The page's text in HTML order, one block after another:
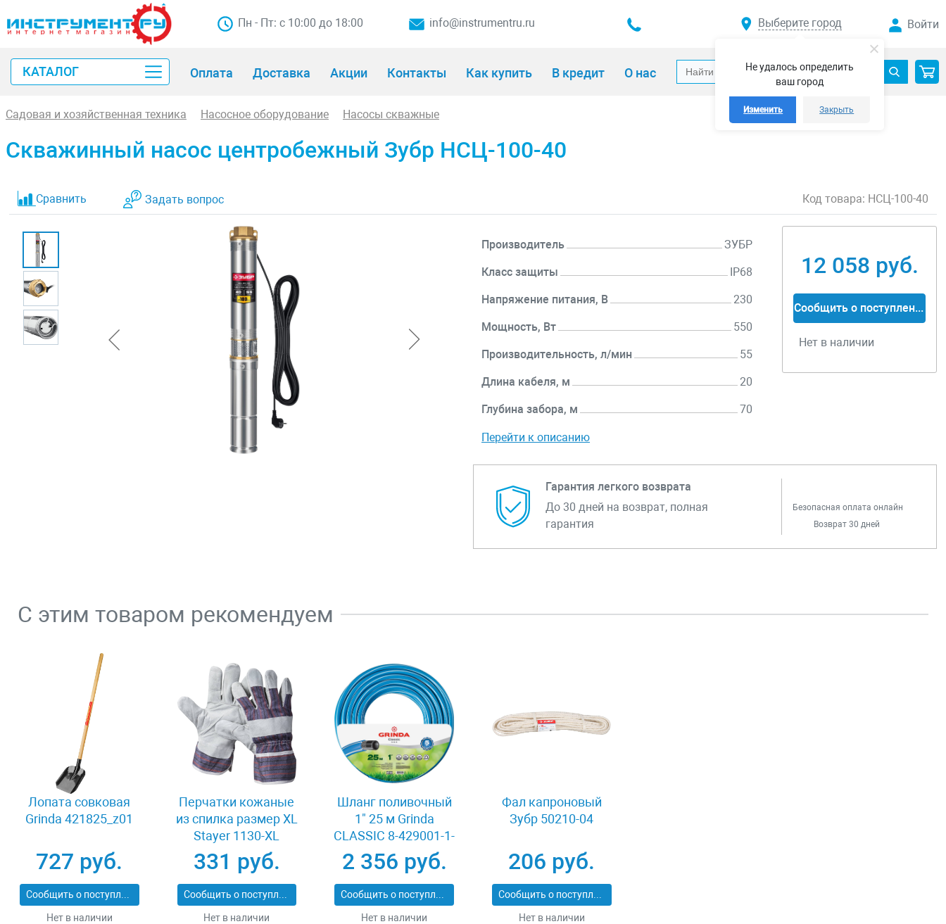
Не удалось определить
ваш город
Изменить Закрыть
Пн - Пт: с 10:00 до 18:00 info@instrumentru.ru Выберите город Войти
КАТАЛОГ Оплата Доставка Акции Контакты Как купить В кредит О нас
Садовая и хозяйственная техника Насосное оборудование Насосы скважные
Скважинный насос центробежный Зубр НСЦ-100-40
Сравнить Задать вопрос Код товара: НСЦ-100-40
Производитель ЗУБР
Класс защиты IP68
Напряжение питания, В 230
Мощность, Вт 550
Производительность, л/мин 55
Длина кабеля, м 20
Глубина забора, м 70
Перейти к описанию
12 058 руб.
Сообщить о поступлении
Нет в наличии
Гарантия легкого возврата
До 30 дней на возврат, полная
гарантия
Безопасная оплата онлайн
Возврат 30 дней
С этим товаром рекомендуем
Лопата совковая
Grinda 421825_z01
727 руб.
Сообщить о поступлении
Нет в наличии
Перчатки кожаные
из спилка размер XL
Stayer 1130-XL
331 руб.
Сообщить о поступлении
Нет в наличии
Шланг поливочный
1" 25 м Grinda
CLASSIC 8-429001-1-
25_z02
2 356 руб.
Сообщить о поступлении
Нет в наличии
Фал капроновый
Зубр 50210-04
206 руб.
Сообщить о поступлении
Нет в наличии